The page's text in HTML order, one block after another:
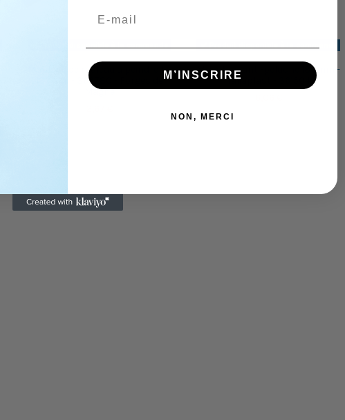
Monture de rouleau à peindre Lg
180mm - 366780 - Forges de
Magne
Manchon anti-peluche 180mm -
Taliaplast - 361504
M’INSCRIRE
NON, MERCI